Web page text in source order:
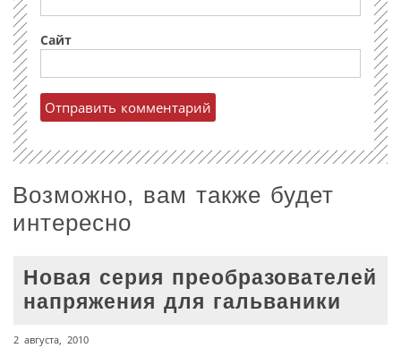
Сайт
Возможно, вам также будет
интересно
Новая серия преобразователей
напряжения для гальваники
2 августа, 2010